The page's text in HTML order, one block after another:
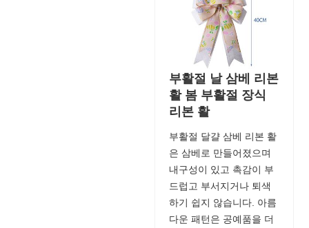
부활절 날 삼베 리본
활 봄 부활절 장식
리본 활
부활절 달걀 삼베 리본 활
은 삼베로 만들어졌으며
내구성이 있고 촉감이 부
드럽고 부서지거나 퇴색
하기 쉽지 않습니다. 아름
다운 패턴은 공예품을 더